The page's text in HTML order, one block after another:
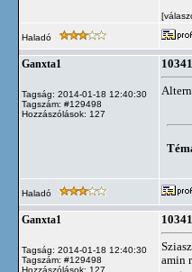
Haladó
Ganxta1
Tagság: 2014-01-18 12:40:30
Tagszám: #129498
Hozzászólások: 127
Haladó
Ganxta1
Tagság: 2014-01-18 12:40:30
Tagszám: #129498
Hozzászólások: 127
amin